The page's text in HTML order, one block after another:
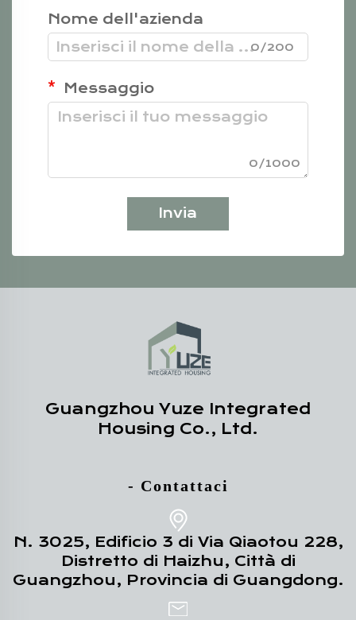
Nome dell'azienda
0/200
Messaggio
0/1000
Invia
Guangzhou Yuze Integrated
Housing Co., Ltd.
- Contattaci
N. 3025, Edificio 3 di Via Qiaotou 228,
Distretto di Haizhu, Città di
Guangzhou, Provincia di Guangdong.